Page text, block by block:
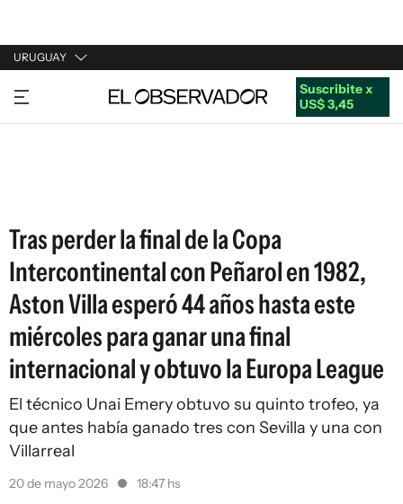
URUGUAY
URUGUAY
ARGENTINA
Suscribite x
US$ 3,45
Tras perder la final de la Copa
Intercontinental con Peñarol en 1982,
Aston Villa esperó 44 años hasta este
miércoles para ganar una final
internacional y obtuvo la Europa League
El técnico Unai Emery obtuvo su quinto trofeo, ya
que antes había ganado tres con Sevilla y una con
Villarreal
20 de mayo 2026 18:47 hs